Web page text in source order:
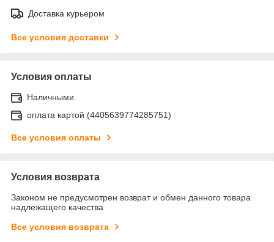
Доставка курьером
Все условия доставки
Условия оплаты
Наличными
оплата картой (4405639774285751)
Все условия оплаты
Условия возврата
Законом не предусмотрен возврат и обмен данного товара
надлежащего качества
Все условия возврата